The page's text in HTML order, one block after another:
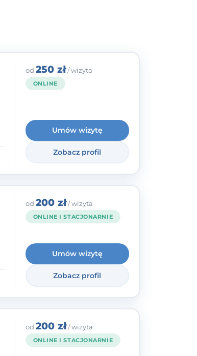
od 250 zł/ wizyta
ONLINE
Umów wizytę
Zobacz profil
od 200 zł/ wizyta
ONLINE I STACJONARNIE
Umów wizytę
Zobacz profil
od 200 zł/ wizyta
ONLINE I STACJONARNIE